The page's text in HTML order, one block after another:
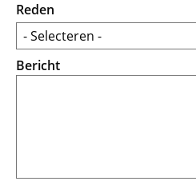
Reden
Bericht